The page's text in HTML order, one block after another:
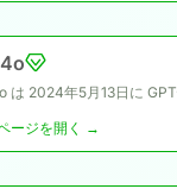
ージを開く →